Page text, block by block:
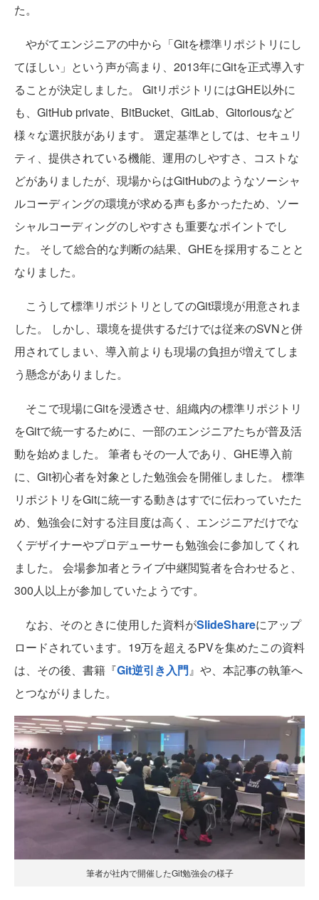
た。
やがてエンジニアの中から「Gitを標準リポジトリにし
てほしい」という声が高まり、2013年にGitを正式導入す
ることが決定しました。 GitリポジトリにはGHE以外に
も、GitHub private、BitBucket、GitLab、Gitoriousなど
様々な選択肢があります。 選定基準としては、セキュリ
ティ、提供されている機能、運用のしやすさ、コストな
どがありましたが、現場からはGitHubのようなソーシャ
ルコーディングの環境が求める声も多かったため、ソー
シャルコーディングのしやすさも重要なポイントでし
た。 そして総合的な判断の結果、GHEを採用することと
なりました。
こうして標準リポジトリとしてのGit環境が用意されま
した。 しかし、環境を提供するだけでは従来のSVNと併
用されてしまい、導入前よりも現場の負担が増えてしま
う懸念がありました。
そこで現場にGitを浸透させ、組織内の標準リポジトリ
をGitで統一するために、一部のエンジニアたちが普及活
動を始めました。 筆者もその一人であり、GHE導入前
に、Git初心者を対象とした勉強会を開催しました。 標準
リポジトリをGitに統一する動きはすでに伝わっていたた
め、勉強会に対する注目度は高く、エンジニアだけでな
くデザイナーやプロデューサーも勉強会に参加してくれ
ました。 会場参加者とライブ中継閲覧者を合わせると、
300人以上が参加していたようです。
なお、そのときに使用した資料がSlideShareにアップ
ロードされています。19万を超えるPVを集めたこの資料
は、その後、書籍『Git逆引き入門』や、本記事の執筆へ
とつながりました。
筆者が社内で開催したGit勉強会の様子